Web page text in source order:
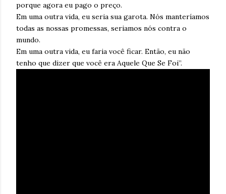
porque agora eu pago o preço.
Em uma outra vida, eu seria sua garota. Nós manteríamos
todas as nossas promessas, seriamos nós contra o
mundo.
Em uma outra vida, eu faria você ficar. Então, eu não
tenho que dizer que você era Aquele Que Se Foi”.